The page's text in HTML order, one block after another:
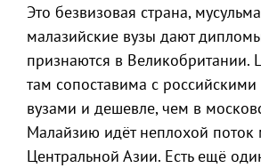
Это безвизовая страна,
малазийские вузы дают
признаются в Великобритании.
там сопоставима с
вузами и дешевле, чем в
Малайзию идёт неплохой поток
Центральной Азии. Есть ещё